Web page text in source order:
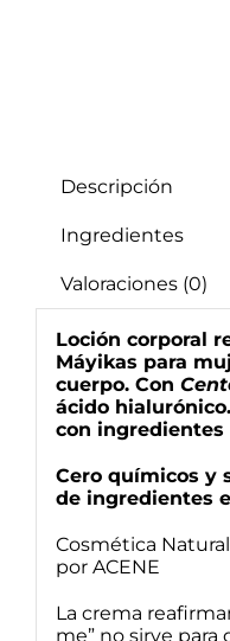
Descripción
Ingredientes
Valoraciones (0)
Loción corporal
Máyikas para
cuerpo. Con
ácido
con ingredientes
Cero químicos y
de ingredientes
Cosmética
por ACENE
La crema
me” no sirve